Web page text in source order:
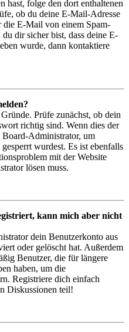
hast, folge den dort enthaltenen
ob du deine E-Mail-Adresse
die E-Mail von einem Spam-
dir sicher bist, dass deine E-
wurde, dann kontaktiere
Prüfe zunächst, ob dein
richtig sind. Wenn dies der
Administrator, um
wurdest. Es ist ebenfalls
mit der Website
lösen muss.
kann mich aber nicht
dein Benutzerkonto aus
oder gelöscht hat. Außerdem
Benutzer, die für längere
haben, um die
Registriere dich einfach
Diskussionen teil!